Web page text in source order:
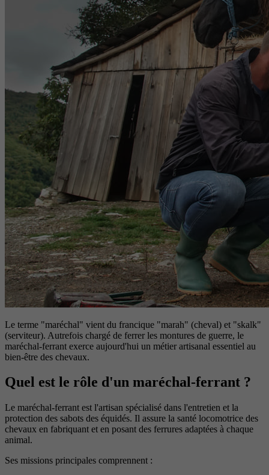
Le terme "maréchal" vient du francique "marah" (cheval) et "skalk"
(serviteur). Autrefois chargé de ferrer les montures de guerre, le
maréchal-ferrant exerce aujourd'hui un métier artisanal essentiel au
bien-être des chevaux.
Quel est le rôle d'un maréchal-ferrant ?
Le maréchal-ferrant est l'artisan spécialisé dans l'entretien et la
protection des sabots des équidés. Il assure la santé locomotrice des
chevaux en fabriquant et en posant des ferrures adaptées à chaque
animal.
Ses missions principales comprennent :